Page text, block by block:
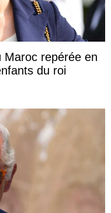
Maroc repérée en
du roi